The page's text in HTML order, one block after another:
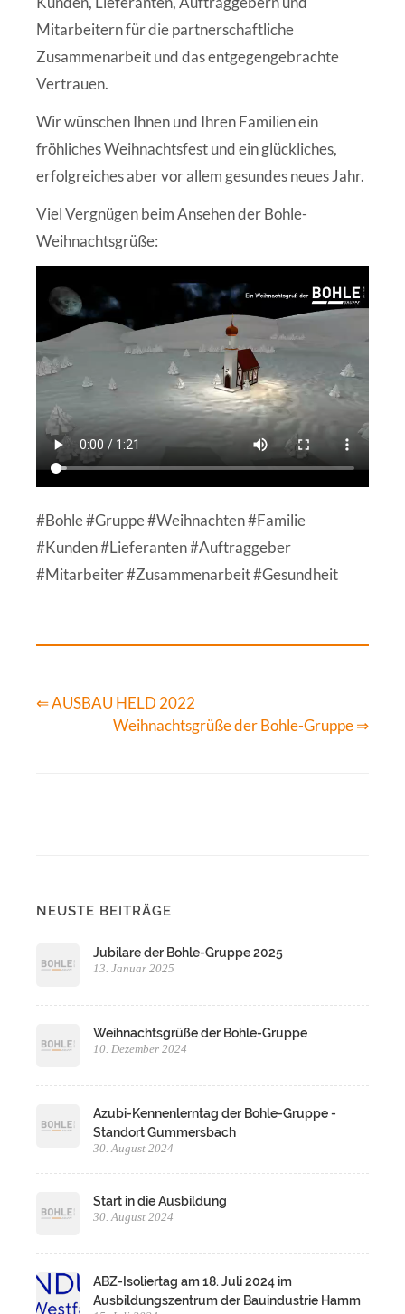
Mitarbeitern für die partnerschaftliche
Zusammenarbeit und das entgegengebrachte
Vertrauen.
Wir wünschen Ihnen und Ihren Familien ein
fröhliches Weihnachtsfest und ein glückliches,
erfolgreiches aber vor allem gesundes neues Jahr.
Viel Vergnügen beim Ansehen der Bohle-
Weihnachtsgrüße:
#Bohle #Gruppe #Weihnachten #Familie
#Kunden #Lieferanten #Auftraggeber
#Mitarbeiter #Zusammenarbeit #Gesundheit
⇐ AUSBAU HELD 2022
Weihnachtsgrüße der Bohle-Gruppe ⇒
NEUSTE BEITRÄGE
Jubilare der Bohle-Gruppe 2025
13. Januar 2025
Weihnachtsgrüße der Bohle-Gruppe
10. Dezember 2024
Azubi-Kennenlerntag der Bohle-Gruppe -
Standort Gummersbach
30. August 2024
Start in die Ausbildung
30. August 2024
ABZ-Isoliertag am 18. Juli 2024 im
Ausbildungszentrum der Bauindustrie Hamm